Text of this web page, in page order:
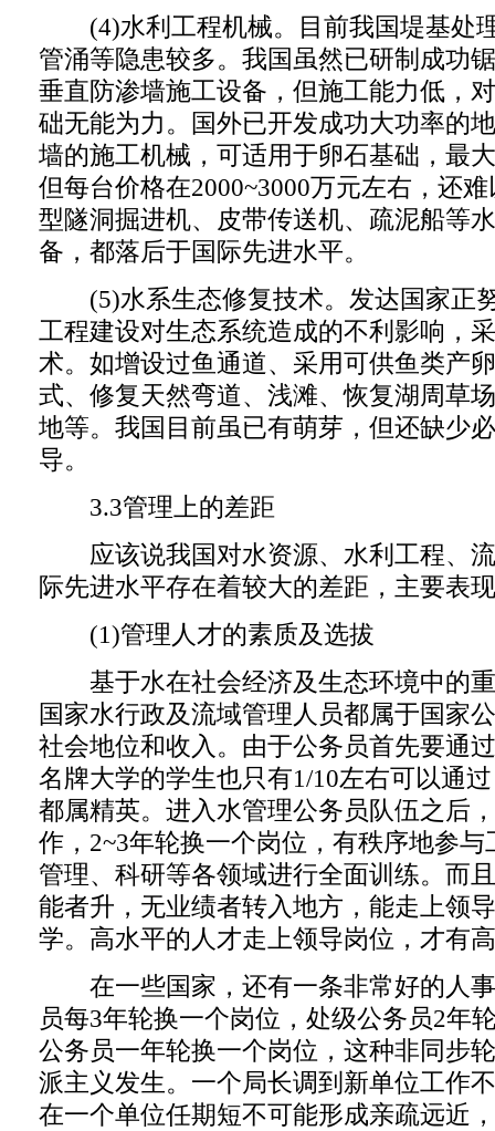
(4)水利工程机械。目前我国堤基处
管涌等隐患较多。我国虽然已研制成功
垂直防渗墙施工设备，但施工能力低，
础无能为力。国外已开发成功大功率的
墙的施工机械，可适用于卵石基础，最
但每台价格在2000~3000万元左右，还
型隧洞掘进机、皮带传送机、疏泥船等
备，都落后于国际先进水平。
(5)水系生态修复技术。发达国家正
工程建设对生态系统造成的不利影响，
术。如增设过鱼通道、采用可供鱼类产
式、修复天然弯道、浅滩、恢复湖周草
地等。我国目前虽已有萌芽，但还缺少
导。
3.3管理上的差距
应该说我国对水资源、水利工程、流
际先进水平存在着较大的差距，主要表
(1)管理人才的素质及选拔
基于水在社会经济及生态环境中的重
国家水行政及流域管理人员都属于国家
社会地位和收入。由于公务员首先要通
名牌大学的学生也只有1/10左右可以通
都属精英。进入水管理公务员队伍之后
作，2~3年轮换一个岗位，有秩序地参
管理、科研等各领域进行全面训练。而
能者升，无业绩者转入地方，能走上领
学。高水平的人才走上领导岗位，才有
在一些国家，还有一条非常好的人事
员每3年轮换一个岗位，处级公务员2年
公务员一年轮换一个岗位，这种非同步
派主义发生。一个局长调到新单位工作
在一个单位任期短不可能形成亲疏远近